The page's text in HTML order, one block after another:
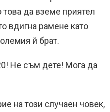
да вземе приятел
вдигна рамене като
й брат.
Не съм дете! Мога да
на този случаен човек,